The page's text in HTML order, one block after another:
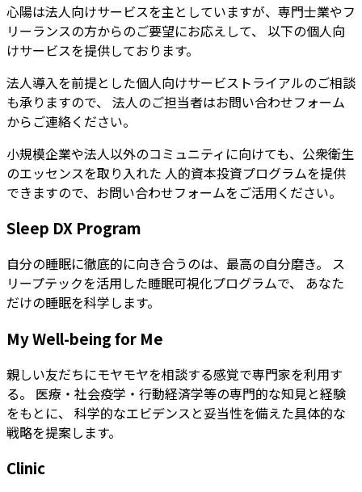
心陽は法人向けサービスを主としていますが、専門士業やフ
リーランスの方からのご要望にお応えして、 以下の個人向
けサービスを提供しております。
法人導入を前提とした個人向けサービストライアルのご相談
も承りますので、 法人のご担当者はお問い合わせフォーム
からご連絡ください。
小規模企業や法人以外のコミュニティに向けても、公衆衛生
のエッセンスを取り入れた 人的資本投資プログラムを提供
できますので、お問い合わせフォームをご活用ください。
Sleep DX Program
自分の睡眠に徹底的に向き合うのは、最高の自分磨き。 ス
リープテックを活用した睡眠可視化プログラムで、 あなた
だけの睡眠を科学します。
My Well-being for Me
親しい友だちにモヤモヤを相談する感覚で専門家を利用す
る。 医療・社会疫学・行動経済学等の専門的な知見と経験
をもとに、 科学的なエビデンスと妥当性を備えた具体的な
戦略を提案します。
Clinic